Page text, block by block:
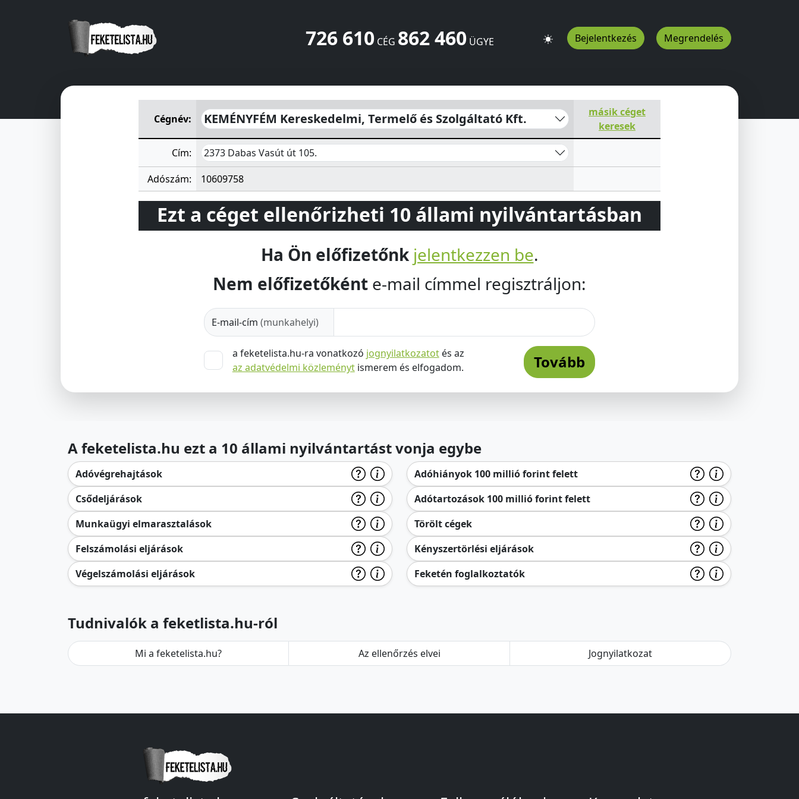
726 610CÉG 862 460ÜGYE Bejelentkezés Megrendelés
KEMÉNYFÉM Kereskedelmi, Termelő és Szolgáltató Kft.Vasút út 105.Dabas2373HU
Cégnév:
KEMÉNYFÉM Kereskedelmi, Termelő és Szolgáltató Kft.
másik céget
keresek
Cím: 2373 Dabas Vasút út 105.
Adószám: 10609758
Ezt a céget ellenőrizheti 10 állami nyilvántartásban
Ha Ön előfizetőnk jelentkezzen be.
Nem előfizetőként e-mail címmel regisztráljon:
E-mail-cím (munkahelyi)
a feketelista.hu-ra vonatkozó jognyilatkozatotés az
az adatvédelmi közleménytismerem és elfogadom. Tovább
A feketelista.hu ezt a 10 állami nyilvántartást vonja egybe
Adóvégrehajtások
Csődeljárások
Munkaügyi elmarasztalások
Felszámolási eljárások
Végelszámolási eljárások
Adóhiányok 100 millió forint felett
Adótartozások 100 millió forint felett
Törölt cégek
Kényszertörlési eljárások
Feketén foglalkoztatók
Tudnivalók a feketlista.hu-ról
Mi a feketelista.hu? Az ellenőrzés elvei Jognyilatkozat